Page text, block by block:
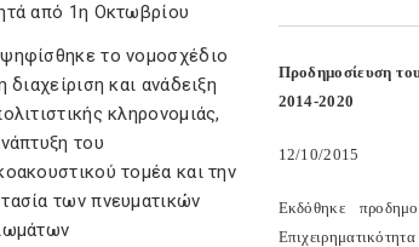
από 1η Οκτωβρίου
το νομοσχέδιο
διαχείριση και ανάδειξη
κληρονομιάς,
του
τομέα και την
των πνευματικών
Προδημοσίευση
2014-2020
12/10/2015
Εκδόθηκε